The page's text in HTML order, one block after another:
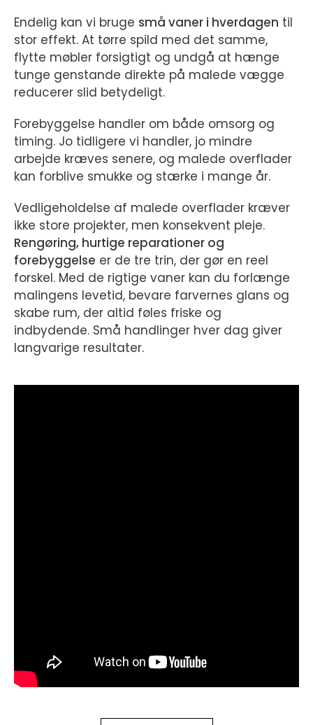
Endelig kan vi bruge små vaner i hverdagen til
stor effekt. At tørre spild med det samme,
flytte møbler forsigtigt og undgå at hænge
tunge genstande direkte på malede vægge
reducerer slid betydeligt.
Forebyggelse handler om både omsorg og
timing. Jo tidligere vi handler, jo mindre
arbejde kræves senere, og malede overflader
kan forblive smukke og stærke i mange år.
Vedligeholdelse af malede overflader kræver
ikke store projekter, men konsekvent pleje.
Rengøring, hurtige reparationer og
forebyggelse er de tre trin, der gør en reel
forskel. Med de rigtige vaner kan du forlænge
malingens levetid, bevare farvernes glans og
skabe rum, der altid føles friske og
indbydende. Små handlinger hver dag giver
langvarige resultater.